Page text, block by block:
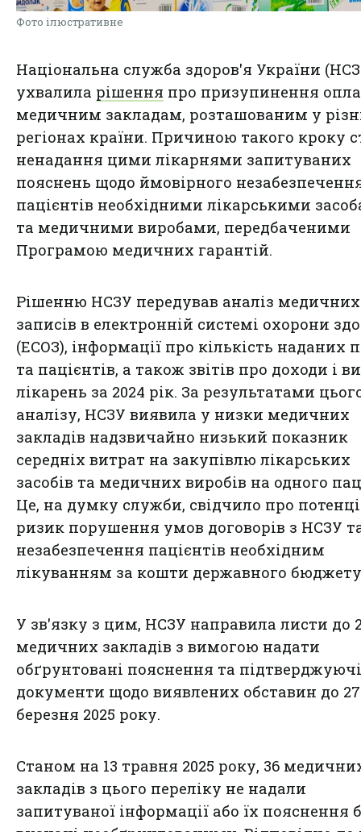
Фото ілюстративне
Національна служба здоров'я України
ухвалила рішення про призупинення
медичним закладам, розташованим у
регіонах країни. Причиною такого кроку
ненадання цими лікарнями запитуваних
пояснень щодо ймовірного
пацієнтів необхідними лікарськими
та медичними виробами, передбаченими
Програмою медичних гарантій.
Рішенню НСЗУ передував аналіз медичних
записів в електронній системі охорони
(ЕСОЗ), інформації про кількість наданих
та пацієнтів, а також звітів про доходи і
лікарень за 2024 рік. За результатами
аналізу, НСЗУ виявила у низки медичних
закладів надзвичайно низький показник
середніх витрат на закупівлю лікарських
засобів та медичних виробів на одного
Це, на думку служби, свідчило про
ризик порушення умов договорів з НСЗУ
незабезпечення пацієнтів необхідним
лікуванням за кошти державного
У зв'язку з цим, НСЗУ направила листи до
медичних закладів з вимогою надати
обґрунтовані пояснення та підтверджуючі
документи щодо виявлених обставин до 27
березня 2025 року.
Станом на 13 травня 2025 року, 36
закладів з цього переліку не надали
запитуваної інформації або їх пояснення